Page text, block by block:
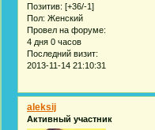
Позитив: [+36/-1]
Пол: Женский
Провел на форуме:
4 дня 0 часов
Последний визит:
2013-11-14 21:10:31
aleksij
Активный участник